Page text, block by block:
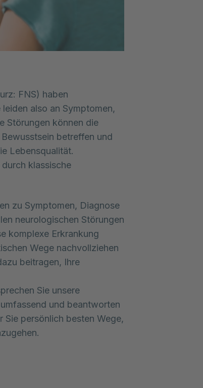
FNS) haben
also an Symptomen,
Störungen können die
betreffen und
Lebensqualität.
klassische
zu Symptomen, Diagnose
neurologischen Störungen
komplexe Erkrankung
Wege nachvollziehen
beitragen, Ihre
Sie unsere
und beantworten
Sie persönlich besten Wege,